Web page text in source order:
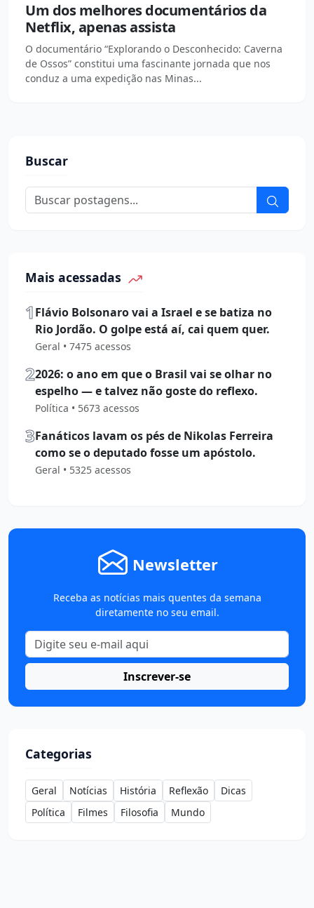
Um dos melhores documentários da
Netflix, apenas assista
O documentário “Explorando o Desconhecido: Caverna
de Ossos” constitui uma fascinante jornada que nos
conduz a uma expedição nas Minas...
Buscar
Mais acessadas
1Flávio Bolsonaro vai a Israel e se batiza no
Rio Jordão. O golpe está aí, cai quem quer.
Geral • 7475 acessos
22026: o ano em que o Brasil vai se olhar no
espelho — e talvez não goste do reflexo.
Política • 5673 acessos
3Fanáticos lavam os pés de Nikolas Ferreira
como se o deputado fosse um apóstolo.
Geral • 5325 acessos
Newsletter
Receba as notícias mais quentes da semana
diretamente no seu email.
Inscrever-se
Categorias
Geral Notícias História Reflexão
Dicas
Política
Filmes Filosofia Mundo